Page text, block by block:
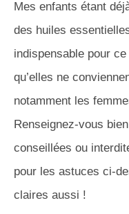
Mes enfants étant
des huiles
indispensable pour
qu’elles ne
notamment les
Renseignez-vous
conseillées ou
pour les astuces ci-
claires aussi !